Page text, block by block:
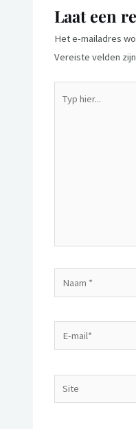
Laat een
Het e-mailadres
Vereiste velden